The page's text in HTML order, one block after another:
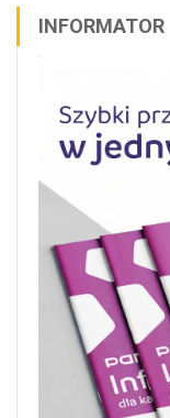
INFORMATOR